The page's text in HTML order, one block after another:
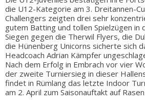
die U12-Kategorie am 3. Dreitannen-
Challengers zeigten drei sehr
gutem Batting und tollen Spielzügen in
Siegen gegen die Therwil Flyers, die
die Hünenberg Unicorns sicherte sich
Headcoach Adrian Kämpfer
Nach dem Erfolg in Embrach vor vier
der zweite Turniersieg in dieser
findet in Rümlang das letzte Indoor
am 2. April zum Saisonauftakt auf